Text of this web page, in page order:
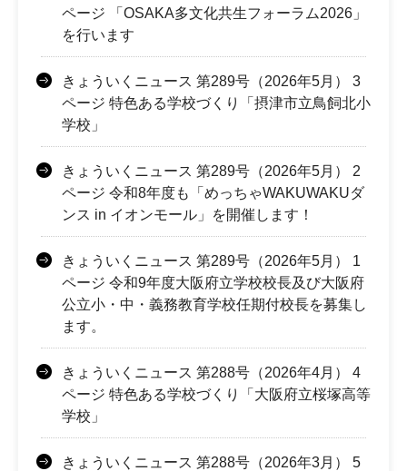
ページ 「OSAKA多文化共生フォーラム2026」
を行います
きょういくニュース 第289号（2026年5月） 3
ページ 特色ある学校づくり「摂津市立鳥飼北小
学校」
きょういくニュース 第289号（2026年5月） 2
ページ 令和8年度も「めっちゃWAKUWAKUダ
ンス in イオンモール」を開催します！
きょういくニュース 第289号（2026年5月） 1
ページ 令和9年度大阪府立学校校長及び大阪府
公立小・中・義務教育学校任期付校長を募集し
ます。
きょういくニュース 第288号（2026年4月） 4
ページ 特色ある学校づくり「大阪府立桜塚高等
学校」
きょういくニュース 第288号（2026年3月） 5